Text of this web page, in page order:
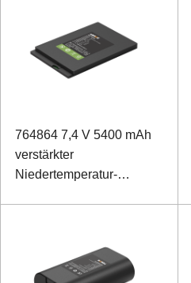
764864 7,4 V 5400 mAh
verstärkter
Niedertemperatur-